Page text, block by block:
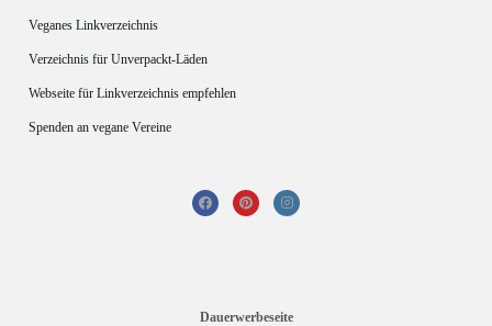
Veganes Linkverzeichnis
Verzeichnis für Unverpackt-Läden
Webseite für Linkverzeichnis empfehlen
Spenden an vegane Vereine
Dauerwerbeseite